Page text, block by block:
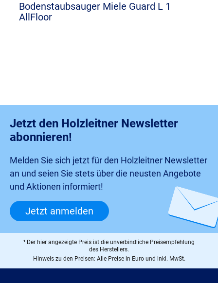
Bodenstaubsauger Miele Guard L 1
AllFloor
Jetzt den Holzleitner Newsletter
abonnieren!
Melden Sie sich jetzt für den Holzleitner Newsletter
an und seien Sie stets über die neusten Angebote
und Aktionen informiert!
Jetzt anmelden
¹ Der hier angezeigte Preis ist die unverbindliche Preisempfehlung
des Herstellers.
Hinweis zu den Preisen: Alle Preise in Euro und inkl. MwSt.